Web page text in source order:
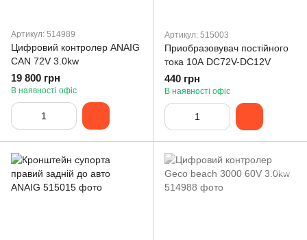
Артикул: 514989
Цифровий контролер ANAIG
CAN 72V 3.0kw
19 800 грн
В наявності офіс
Артикул: 515003
Приобразовувач постійного
тока 10А DC72V-DC12V
440 грн
В наявності офіс